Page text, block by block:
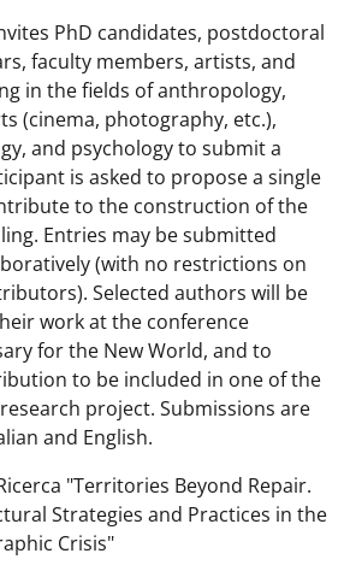
PhD candidates, postdoctoral
faculty members, artists, and
in the fields of anthropology,
(cinema, photography, etc.),
and psychology to submit a
is asked to propose a single
to the construction of the
Entries may be submitted
(with no restrictions on
Selected authors will be
work at the conference
for the New World, and to
to be included in one of the
project. Submissions are
and English.
"Territories Beyond Repair.
Strategies and Practices in the
Crisis"